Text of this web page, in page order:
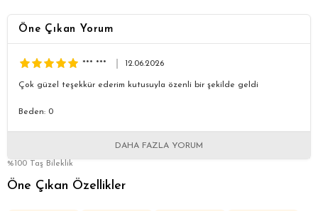
Öne Çıkan Yorum
*** *** 12.06.2026
Çok güzel teşekkür ederim kutusuyla özenli bir şekilde geldi
Beden: 0
DAHA FAZLA YORUM
%100 Taş Bileklik
Öne Çıkan Özellikler